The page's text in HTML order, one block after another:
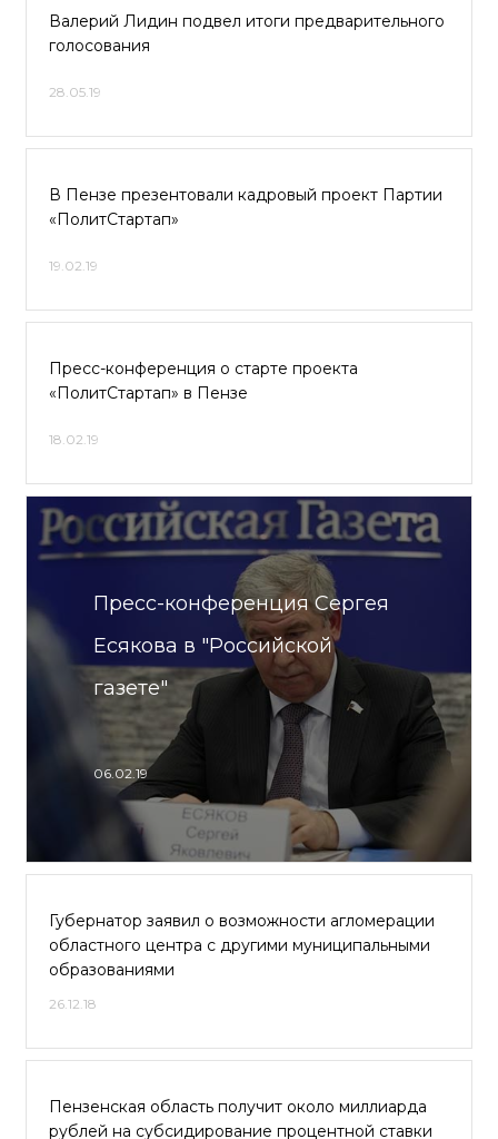
Валерий Лидин подвел итоги предварительного
голосования
28.05.19
В Пензе презентовали кадровый проект Партии
«ПолитСтартап»
19.02.19
Пресс-конференция о старте проекта
«ПолитСтартап» в Пензе
18.02.19
Пресс-конференция Сергея
Есякова в "Российской
газете"
06.02.19
Губернатор заявил о возможности агломерации
областного центра с другими муниципальными
образованиями
26.12.18
Пензенская область получит около миллиарда
рублей на субсидирование процентной ставки